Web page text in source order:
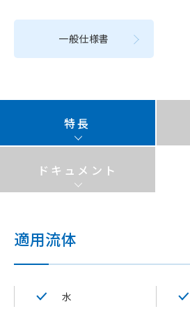
一般仕様書
特長
ドキュメント
適用流体
水